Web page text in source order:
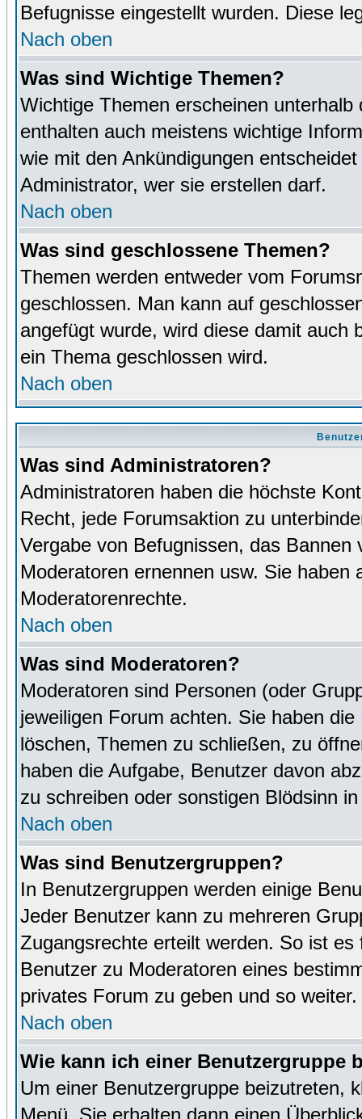
Befugnisse eingestellt wurden. Diese
Nach oben
Was sind Wichtige Themen?
Wichtige Themen erscheinen
enthalten auch meistens wichtige
wie mit den Ankündigungen
Administrator, wer sie erstellen darf.
Nach oben
Was sind geschlossene Themen?
Themen werden entweder vom
geschlossen. Man kann auf
angefügt wurde, wird diese damit auch
ein Thema geschlossen wird.
Nach oben
Was sind Administratoren?
Administratoren haben die höchste
Recht, jede Forumsaktion zu
Vergabe von Befugnissen, das
Moderatoren ernennen usw. Sie
Moderatorenrechte.
Nach oben
Was sind Moderatoren?
Moderatoren sind Personen (oder
jeweiligen Forum achten. Sie haben
löschen, Themen zu schließen, zu
haben die Aufgabe, Benutzer davon
zu schreiben oder sonstigen Blödsinn
Nach oben
Was sind Benutzergruppen?
In Benutzergruppen werden einige
Jeder Benutzer kann zu mehreren
Zugangsrechte erteilt werden. So ist
Benutzer zu Moderatoren eines
privates Forum zu geben und so weiter.
Nach oben
Wie kann ich einer Benutzergruppe
Um einer Benutzergruppe beizutreten,
Menü. Sie erhalten dann einen